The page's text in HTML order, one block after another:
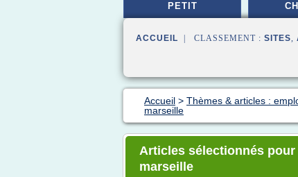
PETIT
ACCUEIL | CLASSEMENT : SITES,
Accueil > Thèmes & articles :
marseille
Articles sélectionnés
marseille